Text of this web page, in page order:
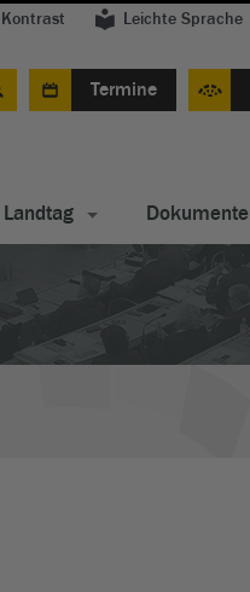
Kontrast Leichte Sprache
Termine
Landtag Dokumente